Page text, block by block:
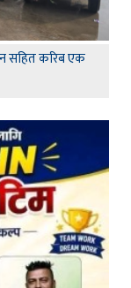
सहित करिब एक